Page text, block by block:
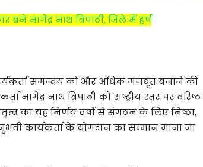
नागेंद्र नाथ त्रिपाठी, जिले में हर्ष
समन्वय को और अधिक मजबूत बनाने की
नाथ त्रिपाठी को राष्ट्रीय स्तर पर वरिष्ठ
का यह निर्णय वर्षों से संगठन के लिए निष्ठा,
कार्यकर्ता के योगदान का सम्मान माना जा